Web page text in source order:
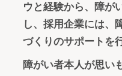
ウと経験から、障が
し、採用企業には、
づくりのサポートを
障がい者本人が思い